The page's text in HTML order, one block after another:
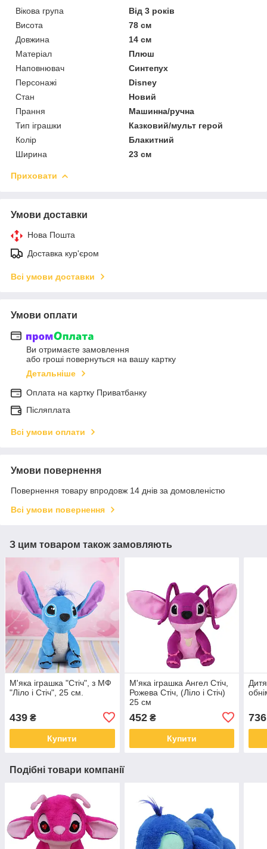
Вікова група
Від 3 років
Висота
78 см
Довжина
14 см
Матеріал
Плюш
Наповнювач
Синтепух
Персонажі
Disney
Стан
Новий
Прання
Машинна/ручна
Тип іграшки
Казковий/мульт герой
Колір
Блакитний
Ширина
23 см
Приховати
Умови доставки
Нова Пошта
Доставка кур'єром
Всі умови доставки
Умови оплати
Ви отримаєте замовлення
або гроші повернуться на вашу картку
Детальніше
Оплата на картку Приватбанку
Післяплата
Всі умови оплати
Умови повернення
Повернення товару впродовж 14 днів за домовленістю
Всі умови повернення
З цим товаром також замовляють
М'яка іграшка "Стіч", з МФ
"Ліло і Стіч", 25 см.
439 ₴
Купити
М'яка іграшка Ангел Стіч,
Рожева Стіч, (Ліло і Стіч)
25 см
452₴
Купити
736
Подібні товари компанії